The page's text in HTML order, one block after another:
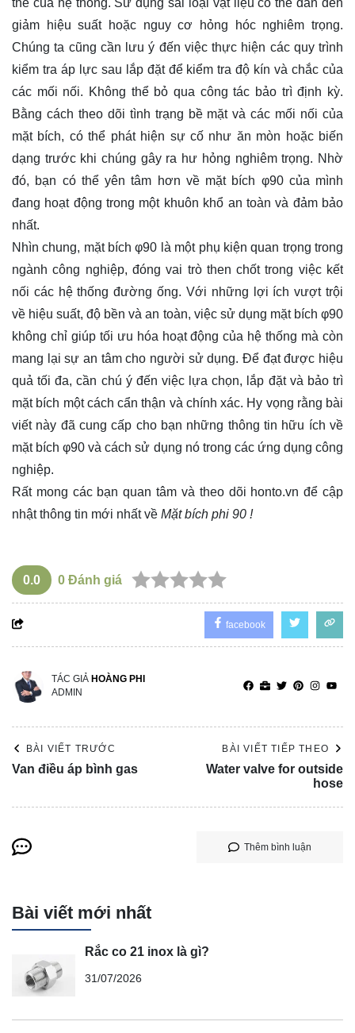
giảm hiệu suất hoặc nguy cơ hỏng hóc nghiêm trọng.
Chúng ta cũng cần lưu ý đến việc thực hiện các quy trình
kiểm tra áp lực sau lắp đặt để kiểm tra độ kín và chắc của
các mối nối. Không thể bỏ qua công tác bảo trì định kỳ.
Bằng cách theo dõi tình trạng bề mặt và các mối nối của
mặt bích, có thể phát hiện sự cố như ăn mòn hoặc biến
dạng trước khi chúng gây ra hư hỏng nghiêm trọng. Nhờ
đó, bạn có thể yên tâm hơn về mặt bích φ90 của mình
đang hoạt động trong một khuôn khổ an toàn và đảm bảo
nhất.
Nhìn chung, mặt bích φ90 là một phụ kiện quan trọng trong
ngành công nghiệp, đóng vai trò then chốt trong việc kết
nối các hệ thống đường ống. Với những lợi ích vượt trội
về hiệu suất, độ bền và an toàn, việc sử dụng mặt bích φ90
không chỉ giúp tối ưu hóa hoạt động của hệ thống mà còn
mang lại sự an tâm cho người sử dụng. Để đạt được hiệu
quả tối đa, cần chú ý đến việc lựa chọn, lắp đặt và bảo trì
mặt bích một cách cẩn thận và chính xác. Hy vọng rằng bài
viết này đã cung cấp cho bạn những thông tin hữu ích về
mặt bích φ90 và cách sử dụng nó trong các ứng dụng công
nghiệp.
Rất mong các bạn quan tâm và theo dõi honto.vn để cập
nhật thông tin mới nhất về Mặt bích phi 90 !
0.0 0 Đánh giá
facebook
TÁC GIẢ HOÀNG PHI
ADMIN
BÀI VIẾT TRƯỚC
Van điều áp bình gas
BÀI VIẾT TIẾP THEO
Water valve for outside
hose
Thêm bình luận
Bài viết mới nhất
Rắc co 21 inox là gì?
31/07/2026